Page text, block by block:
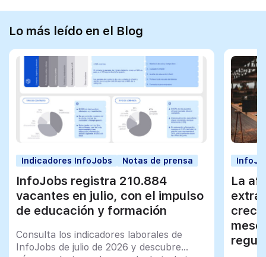
Lo más leído en el Blog
Indicadores InfoJobs Notas de prensa
InfoJobs registra 210.884
vacantes en julio, con el impulso
de educación y formación
Consulta los indicadores laborales de
InfoJobs de julio de 2026 y descubre
La